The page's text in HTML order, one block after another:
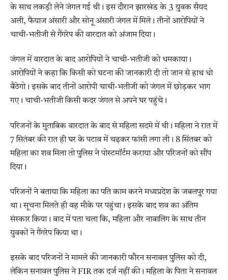
के साथ लकड़ी लेने जंगल गई थी। इस दौरान झारखंड के 3 युवक सैयद
अली, फैयाज अंसारी और सोनू अंसारी जंगल में मिले। तीनों आरोपियों ने
चाची-भतीजी से गैंगरेप की वारदात को अंजाम दिया।
जंगल में वारदात के बाद आरोपियों ने चाची-भतीजी को धमकाया।
आरोपियों ने कहा कि किसी को घटना की जानकारी दी तो जान से हाथ धो
बैठेगो। इसके बाद तीनों आरोपी चाची-भतीजी को जंगल में छोड़कर भाग
गए। चाची-भतीजी किसी कदर जंगल से अपने घर पहुंचे।
परिजनों के मुताबिक वारदात के बाद से महिला सदमे में थी। महिला ने रात में
7 सितंबर की रात ही घर के पटाव में चढ़कर फांसी लगा ली। 8 सिंतबर को
महिला का शव मिला तो पुलिस ने पोस्टमॉर्टम कराया और परिजनों को सौंप
दिया।
परिजनों ने बताया कि महिला का पति काम करने मध्यप्रदेश के जबलपुर गया
था। सूचना मिलते ही वह मौके पर पहुंचा। इसके बाद शव का अंतिम
संस्कार किया। बाद में पता चला कि, महिला और नाबालिग के साथ तीन
युवकों ने गैंगरेप किया था।
इसके बाद परिजनों ने मामले की जानकारी फौरन सनावल पुलिस को दी,
लेकिन सनावल पुलिस ने FIR तक दर्ज नहीं की। महिला के पिता ने सनावल